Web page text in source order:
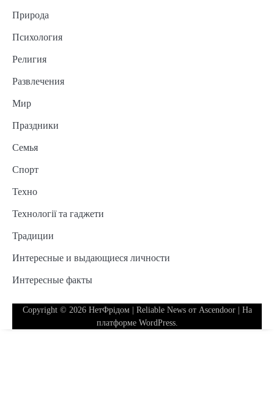
Природа
Психология
Религия
Развлечения
Мир
Праздники
Семья
Спорт
Техно
Технології та гаджети
Традиции
Интересные и выдающиеся личности
Интересные факты
Copyright © 2026 НетФрідом| Reliable News от Ascendoor| На
платформе WordPress.